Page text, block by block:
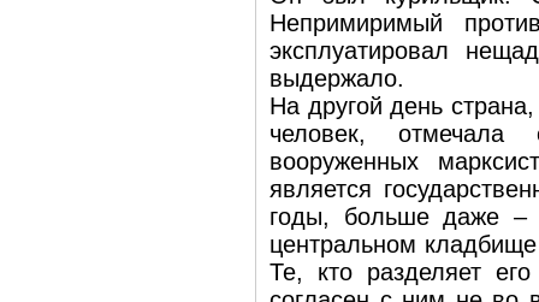
Непримиримый
эксплуатировал
выдержало.
На другой день
человек, отмечала
вооруженных
является
годы, больше даже –
центральном
Те, кто разделяет